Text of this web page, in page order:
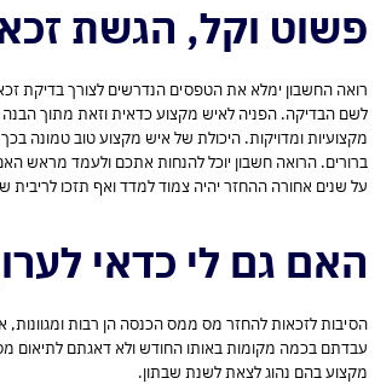
פשוט וקל, הגשת
רואה החשבון ימלא את הטפסים הנדרשים לצורך בדיקת
לשם הבדיקה. הפניה לאיש מקצוע כדאית וזאת מתוך
מקצועיות ומדויקות. היכולת של איש מקצוע טוב טמונה
ברורים. הרואה חשבון יוכל להנחות אתכם ולעמד מראש
על שנים אחורה ההחזר יהיה צמוד למדד ואף תזכו לריבית
האם גם לי כדאי
הסיבות לזכאות להחזר מס ממס הכנסה הן רבות
עבדתם בכמה מקומות באותו החודש ולא דאגתם לתיאום
מקצוע בהם נהוג לצאת לשנת שבתון.